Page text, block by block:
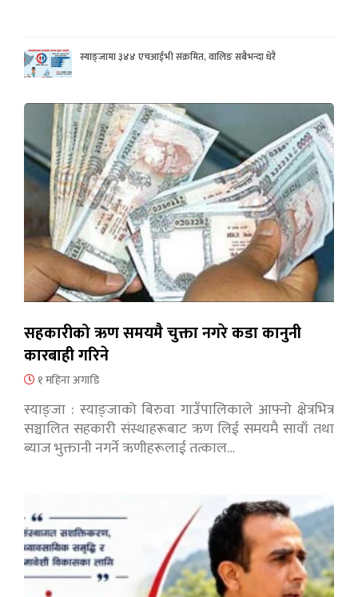
स्याङ्जामा ३४४ एचआईभी संक्रमित, वालिङ सबैभन्दा धेरै
सहकारीको ऋण समयमै चुक्ता नगरे कडा कानुनी
कारबाही गरिने
१ महिना अगाडि
स्याङ्जा : स्याङ्जाको बिरुवा गाउँपालिकाले आफ्नो क्षेत्रभित्र
सञ्चालित सहकारी संस्थाहरूबाट ऋण लिई समयमै सावाँ तथा
ब्याज भुक्तानी नगर्ने ऋणीहरूलाई तत्काल…